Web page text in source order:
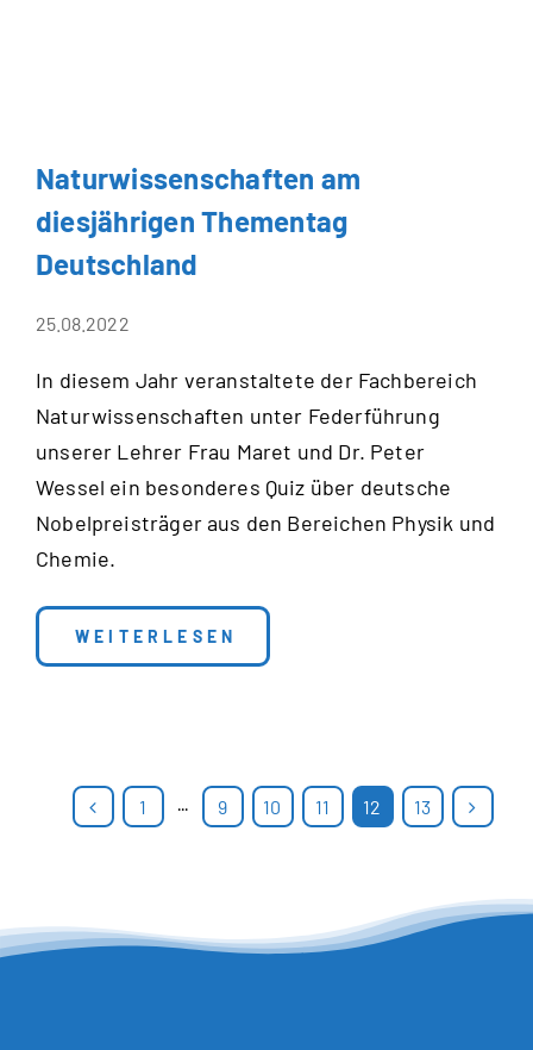
Naturwissenschaften am
diesjährigen Thementag
Deutschland
25.08.2022
In diesem Jahr veranstaltete der Fachbereich
Naturwissenschaften unter Federführung
unserer Lehrer Frau Maret und Dr. Peter
Wessel ein besonderes Quiz über deutsche
Nobelpreisträger aus den Bereichen Physik und
Chemie.
WEITERLESEN
: NATURWISSENSCHAFTEN AM
1 ··· 9 10 11 12 13